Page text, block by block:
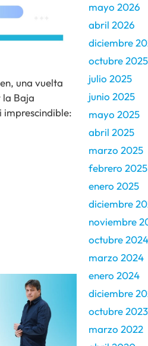
una vuelta
la Baja
imprescindible:
mayo 2026
abril 2026
diciembre
octubre 2025
julio 2025
junio 2025
mayo 2025
abril 2025
marzo 2025
febrero 2025
enero 2025
diciembre
noviembre
octubre 2024
marzo 2024
enero 2024
diciembre
octubre 2023
marzo 2022